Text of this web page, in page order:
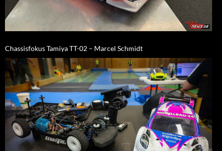
Chassisfokus Tamiya TT-02 – Marcel Schmidt